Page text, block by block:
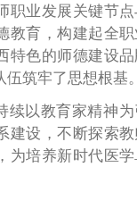
职业发展关键节
教育，构建起全
特色的师德建设
筑牢了思想根基。
续以教育家精神
建设，不断探索
为培养新时代医